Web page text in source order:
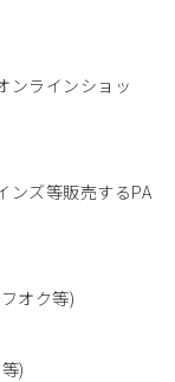
ンラインショッ
ンズ等販売するPA
オク等)
)